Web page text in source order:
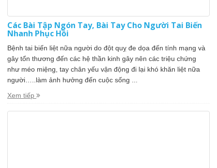
Các Bài Tập Ngón Tay, Bài Tay Cho Người Tai Biến
Nhanh Phục Hồi
Bệnh tai biến liệt nữa người do đột quỵ đe dọa đến tính mạng và
gây tổn thương đến các hệ thần kinh gây nên các triệu chứng
như méo miệng, tay chân yếu vận động đi lại khó khăn liệt nữa
người…..làm ảnh hưởng đến cuộc sống ...
Xem tiếp